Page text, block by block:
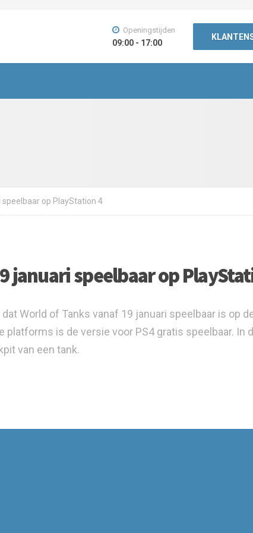
Openingstijden
09:00 - 17:00
op PlayStation 4
januari speelbaar op
World of Tanks vanaf 19 januari speelbaar is op
platforms is de versie voor PS4 gratis speelbaar. In
van een tank.